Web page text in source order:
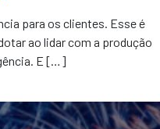
para os clientes. Esse é
ao lidar com a produção
E […]